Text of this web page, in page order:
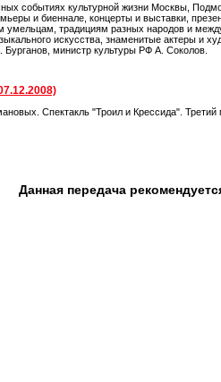
событиях культурной жизни Москвы,
и биеннале, концерты и выставки,
умельцам, традициям разных народов и
искусства, знаменитые актеры и
министр культуры РФ А. Соколов.
Спектакль "Троил и Крессида".
Данная передача